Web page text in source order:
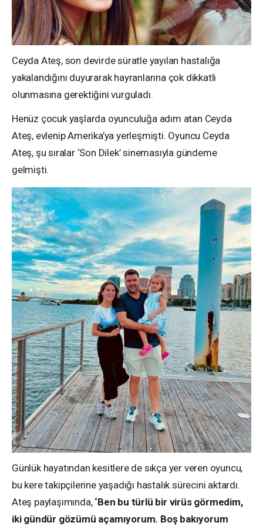
Ceyda Ateş, son devirde süratle yayılan hastalığa
yakalandığını duyurarak hayranlarına çok dikkatli
olunmasına gerektiğini vurguladı.
Henüz çocuk yaşlarda oyunculuğa adım atan Ceyda
Ateş, evlenip Amerika’ya yerleşmişti. Oyuncu Ceyda
Ateş, şu sıralar ‘Son Dilek’ sinemasıyla gündeme
gelmişti.
Günlük hayatından kesitlere de sıkça yer veren oyuncu,
bu kere takipçilerine yaşadığı hastalık sürecini aktardı.
Ateş paylaşımında,‘Ben bu türlü bir virüs görmedim,
iki gündür gözümü açamıyorum. Boş bakıyorum